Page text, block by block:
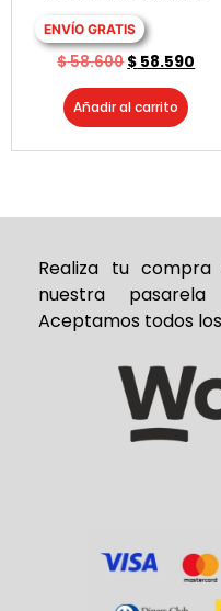
ENVÍO GRATIS
$58.600$ 58.590
Añadir al carrito
Realiza tu compra
nuestra
Aceptamos todos